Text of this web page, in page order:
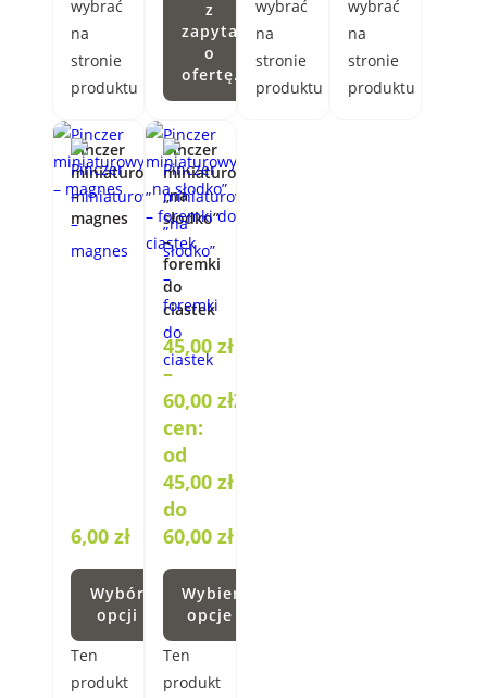
wybrać
na
stronie
produktu
z
zapytaniem
o
ofertę.
wybrać
na
stronie
produktu
wybrać
na
stronie
produktu
Pinczer
miniaturowy
–
magnes
6,00 zł
Wybór
opcji
Ten
produkt
Pinczer
miniaturowy
„na
słodko”
–
foremki
do
ciastek
45,00 zł
–
60,00 złZakres
cen:
od
45,00 zł
do
60,00 zł
Wybierz
opcje
Ten
produkt